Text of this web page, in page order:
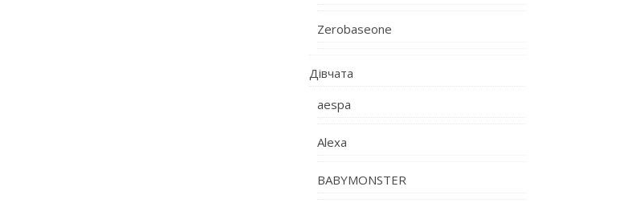
Zerobaseone
Дівчата
aespa
Alexa
BABYMONSTER